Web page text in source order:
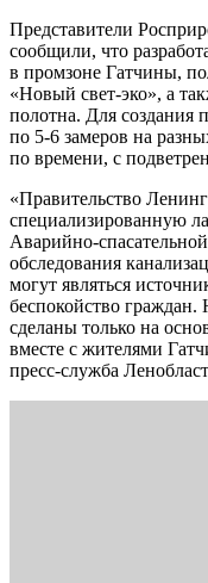
Представители
сообщили, что
в промзоне Гатчины,
«Новый свет-эко», а
полотна. Для создания
по 5-6 замеров на
по времени, с
«Правительство
специализированную
Аварийно-
обследования
могут являться
беспокойство
сделаны только на
вместе с жителями
пресс-служба